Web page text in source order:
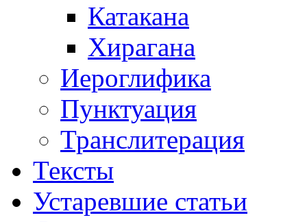
Катакана
Хирагана
Иероглифика
Пунктуация
Транслитерация
Тексты
Устаревшие статьи